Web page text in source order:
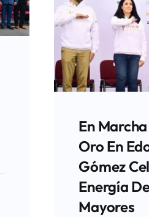
En
Oro En
Gómez
Energía
Mayores